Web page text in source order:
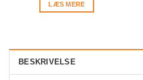
LÆS MERE
BESKRIVELSE